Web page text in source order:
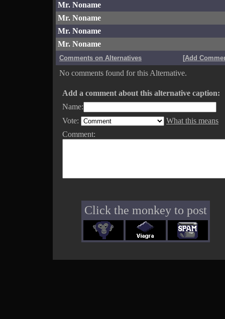
Mr. Noname
Mr. Noname
Mr. Noname
Mr. Noname
Comments on Alternatives [Add
No comments found for this Alternative.
Add a comment about this alternative caption:
Name:
Vote:
What this means
Comment:
Click the monkey to post